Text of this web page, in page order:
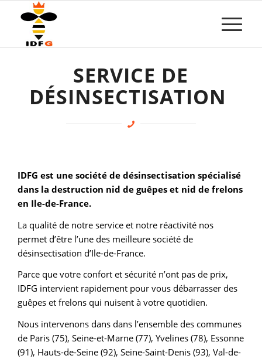
SERVICE DE
DÉSINSECTISATION
IDFG est une société de désinsectisation spécialisé
dans la destruction nid de guêpes et nid de frelons
en Ile-de-France.
La qualité de notre service et notre réactivité nos
permet d’être l’une des meilleure société de
désinsectisation d’Ile-de-France.
Parce que votre confort et sécurité n’ont pas de prix,
IDFG intervient rapidement pour vous débarrasser des
guêpes et frelons qui nuisent à votre quotidien.
Nous intervenons dans dans l’ensemble des communes
de Paris (75), Seine-et-Marne (77), Yvelines (78), Essonne
(91), Hauts-de-Seine (92), Seine-Saint-Denis (93), Val-de-